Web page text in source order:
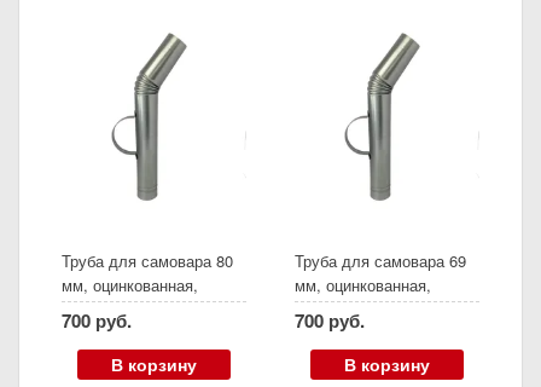
Труба для самовара 80
мм, оцинкованная,
гофра
700 руб.
В корзину
Труба для самовара 69
мм, оцинкованная,
гофра
700 руб.
В корзину